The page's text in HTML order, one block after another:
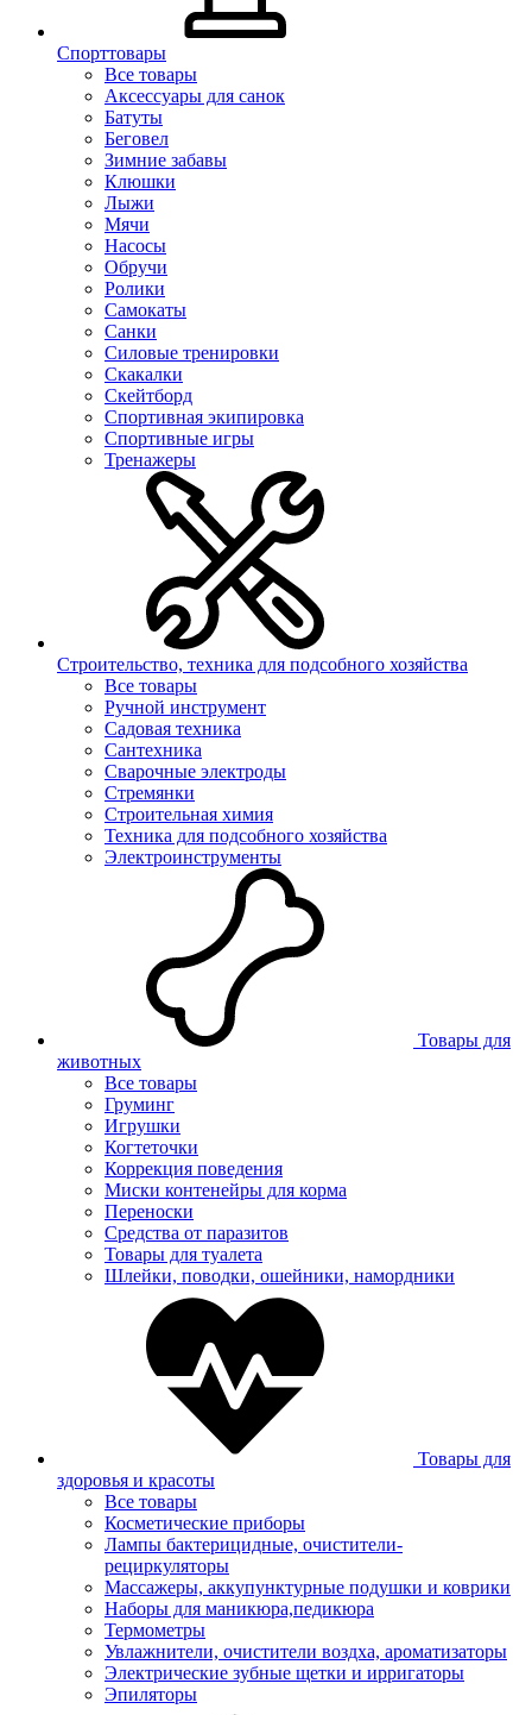
Спорттовары
Все товары
Аксессуары для санок
Батуты
Беговел
Зимние забавы
Клюшки
Лыжи
Мячи
Насосы
Обручи
Ролики
Самокаты
Санки
Силовые тренировки
Скакалки
Скейтборд
Спортивная экипировка
Спортивные игры
Тренажеры
Строительство, техника для подсобного хозяйства
Все товары
Ручной инструмент
Садовая техника
Сантехника
Сварочные электроды
Стремянки
Строительная химия
Техника для подсобного хозяйства
Электроинструменты
Товары для
животных
Все товары
Груминг
Игрушки
Когтеточки
Коррекция поведения
Миски контенейры для корма
Переноски
Средства от паразитов
Товары для туалета
Шлейки, поводки, ошейники, намордники
Товары для
здоровья и красоты
Все товары
Косметические приборы
Лампы бактерицидные, очистители-
рециркуляторы
Массажеры, аккупунктурные подушки и коврики
Наборы для маникюра,педикюра
Термометры
Увлажнители, очистители воздха, ароматизаторы
Электрические зубные щетки и ирригаторы
Эпиляторы